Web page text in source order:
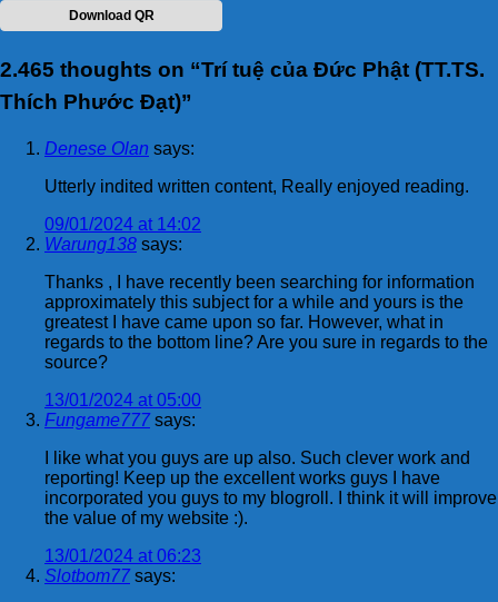
Download QR
2.465 thoughts on “Trí tuệ của Đức Phật (TT.TS.
Thích Phước Đạt)”
Denese Olan says:
Utterly indited written content, Really enjoyed reading.
09/01/2024 at 14:02
Warung138 says:
Thanks , I have recently been searching for information
approximately this subject for a while and yours is the
greatest I have came upon so far. However, what in
regards to the bottom line? Are you sure in regards to the
source?
13/01/2024 at 05:00
Fungame777 says:
I like what you guys are up also. Such clever work and
reporting! Keep up the excellent works guys I have
incorporated you guys to my blogroll. I think it will improve
the value of my website :).
13/01/2024 at 06:23
Slotbom77 says: